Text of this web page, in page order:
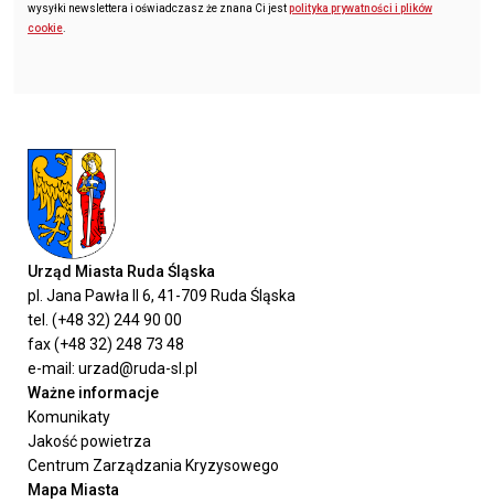
wysyłki newslettera i oświadczasz że znana Ci jestpolityka prywatności i plików
cookie
Urząd Miasta Ruda Śląska
pl. Jana Pawła II 6, 41-709 Ruda Śląska
tel. (+48 32) 244 90 00
fax (+48 32) 248 73 48
e-mail: urzad@ruda-sl.pl
Ważne informacje
Komunikaty
Jakość powietrza
Centrum Zarządzania Kryzysowego
Mapa Miasta